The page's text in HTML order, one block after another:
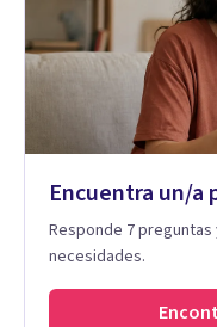
Encuentra un/a
Responde 7
necesidades.